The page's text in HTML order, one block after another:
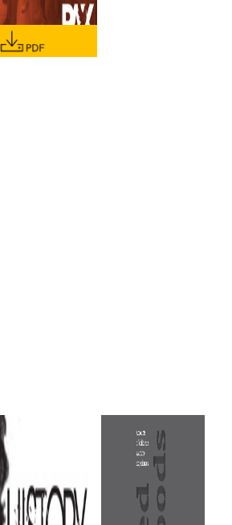
REGIONAL MEDIA
COVERAGE OF
RADOVAN